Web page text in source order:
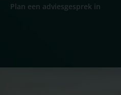
Plan een adviesgesprek in